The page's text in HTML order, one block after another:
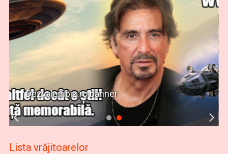
Dezvaluiribiz.ro banner
Lista vrăjitoarelor